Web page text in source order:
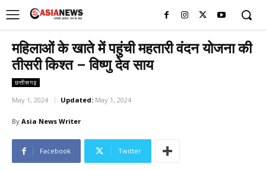
महिलाओं के खाते में पहुंची महतारी वंदन योजना की
तीसरी किश्त – विष्णु देव साय
छत्तीसगढ़
May 1, 2024 Updated: May 1, 2024
By Asia News Writer
Facebook Twitter